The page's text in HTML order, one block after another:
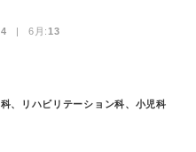
| 6月:13
、リハビリテーション科、小児科